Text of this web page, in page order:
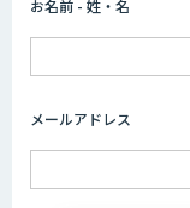
お名前 - 姓・名
メールアドレス